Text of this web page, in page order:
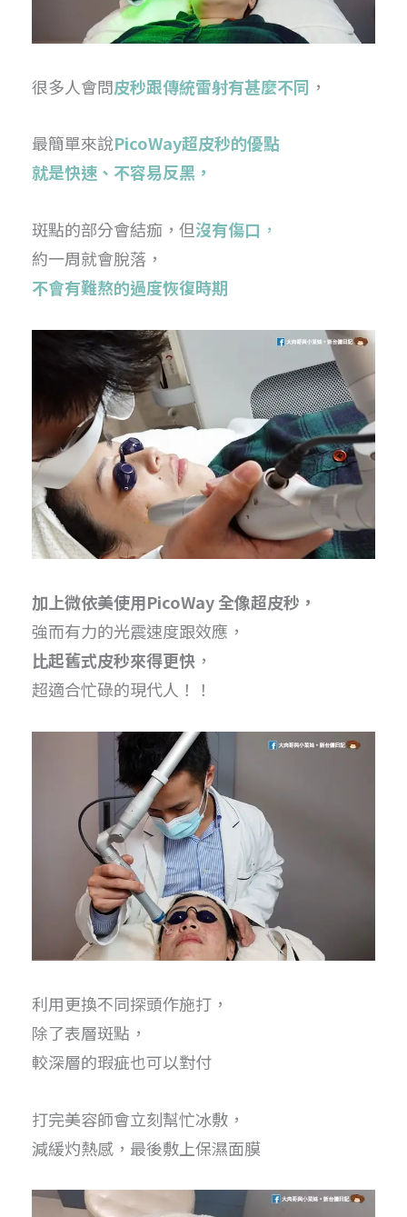
很多人會問皮秒跟傳統雷射有甚麼不同 ，
最簡單來說PicoWay超皮秒的優點
就是快速、不容易反黑，
斑點的部分會結痂，但沒有傷口 ，
約一周就會脫落，
不會有難熬的過度恢復時期
加上微依美使用PicoWay 全像超皮秒，
強而有力的光震速度跟效應，
比起舊式皮秒來得更快 ，
超適合忙碌的現代人！！
利用更換不同探頭作施打，
除了表層斑點，
較深層的瑕疵也可以對付
打完美容師會立刻幫忙冰敷，
減緩灼熱感，最後敷上保濕面膜